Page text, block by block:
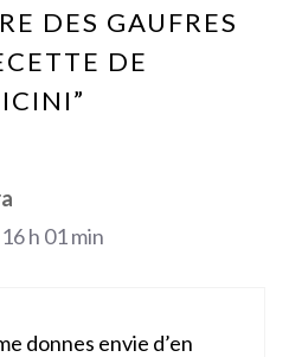
DES GAUFRES
DE
h 01 min
donnes envie d’en